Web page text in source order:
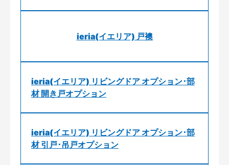
ieria(イエリア) 戸襖
ieria(イエリア) リビングドア オプション･部
材 開き戸オプション
ieria(イエリア) リビングドア オプション･部
材 引戸･吊戸オプション